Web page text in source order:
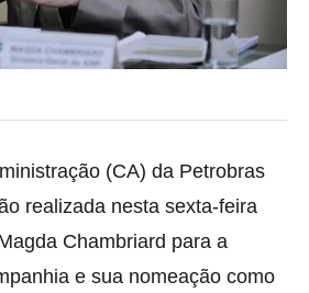
(CA) da Petrobras
realizada nesta sexta-feira
Chambriard para a
e sua nomeação como